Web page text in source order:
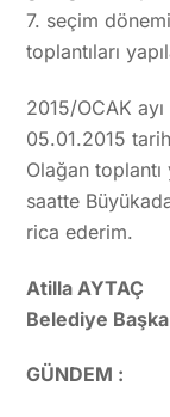
7. seçim
toplantıları
2015/OCAK ayı
05.01.2015
Olağan
saatte
rica ederim.
Atilla AYTAÇ
Belediye
GÜNDEM :